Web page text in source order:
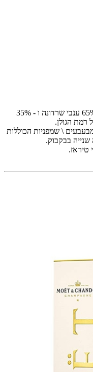
ירדן רוזה יין מבעבע יבש מאוד המיוצר מ - 65% ענבי שרדונה ו - 35%
רמת הגולן.
מבעבעים \ שמפניות הכוללות
בבקבוק.